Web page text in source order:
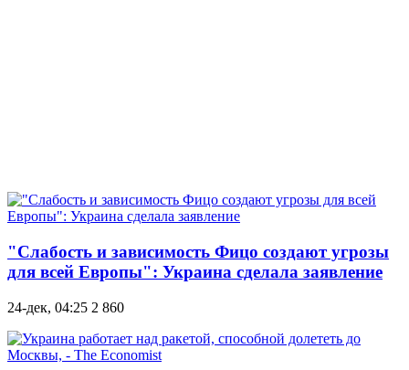
"Слабость и зависимость Фицо создают угрозы
для всей Европы": Украина сделала заявление
24-дек, 04:25 2 860